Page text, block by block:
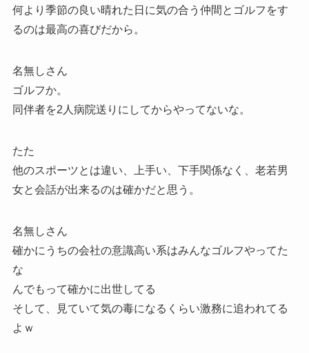
何より季節の良い晴れた日に気の合う仲間とゴルフをす
るのは最高の喜びだから。
名無しさん
ゴルフか。
同伴者を2人病院送りにしてからやってないな。
たた
他のスポーツとは違い、上手い、下手関係なく、老若男
女と会話が出来るのは確かだと思う。
名無しさん
確かにうちの会社の意識高い系はみんなゴルフやってた
な
んでもって確かに出世してる
そして、見ていて気の毒になるくらい激務に追われてる
よｗ